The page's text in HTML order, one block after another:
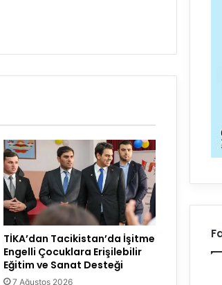
TİKA’dan Tacikistan’da İşitme
Engelli Çocuklara Erişilebilir
Eğitim ve Sanat Desteği
7 Ağustos 2026